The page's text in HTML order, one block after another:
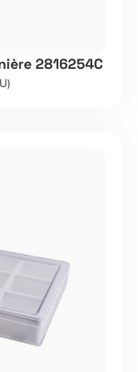
2816254C